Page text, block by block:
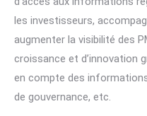
les investisseurs,
augmenter la visibilité des
croissance et d’innovation
en compte des
de gouvernance, etc.